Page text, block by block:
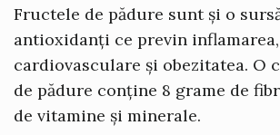
Fructele de pădure sunt și o
antioxidanți ce previn
cardiovasculare și obezitatea. O
de pădure conține 8 grame de
de vitamine și minerale.